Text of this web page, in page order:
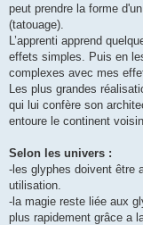
peut prendre la forme
(tatouage).
L’apprenti apprend
effets simples. Puis en
complexes avec mes
Les plus grandes
qui lui confère son
entoure le continent
Selon les univers :
-les glyphes doivent être
utilisation.
-la magie reste liée aux
plus rapidement grâce a